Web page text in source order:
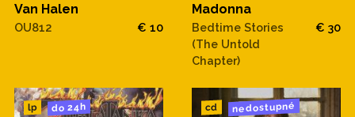
Van Halen
OU812 € 10
Madonna
Bedtime Stories
(The Untold
Chapter)
€ 30
lp do 24h cd nedostupné